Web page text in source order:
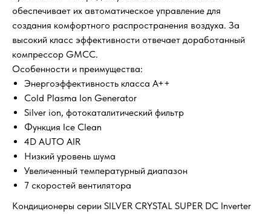
обеспечивает их автоматическое управление для
создания комфортного распространения воздуха. За
высокий класс эффективности отвечает доработанный
компрессор GMCC.
Особенности и преимущества:
Энергоэффективность класса А++
Cold Plasma Ion Generator
Silver ion, фотокаталитический фильтр
Функция Ice Clean
4D AUTO AIR
Низкий уровень шума
Увеличенный температурный диапазон
7 скоростей вентилятора
Кондиционеры серии SILVER CRYSTAL SUPER DC Inverter